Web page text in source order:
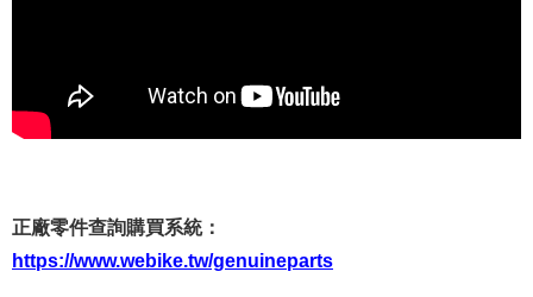
正廠零件查詢購買系統：
https://www.webike.tw/genuineparts